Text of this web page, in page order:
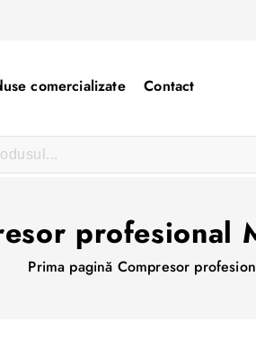
comercializate Contact
profesional
Prima pagină Compresor